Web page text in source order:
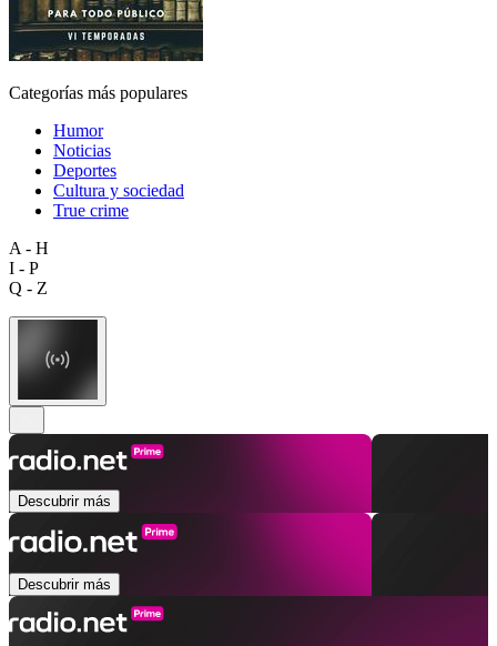
Categorías más populares
Humor
Noticias
Deportes
Cultura y sociedad
True crime
A - H
I - P
Q - Z
Descubrir más
Descubrir más